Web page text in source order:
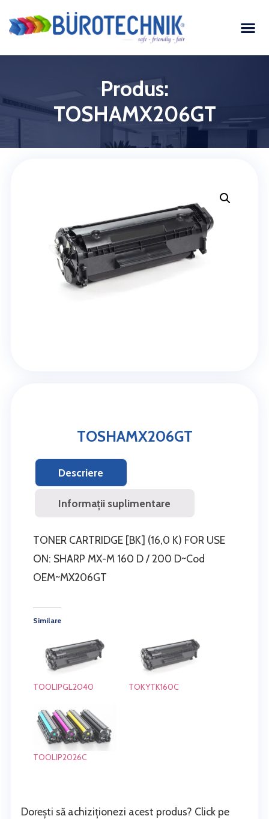
Produs:
TOSHAMX206GT
TOSHAMX206GT
Descriere
Informații suplimentare
TONER CARTRIDGE [BK] (16,0 K) FOR USE
ON: SHARP MX-M 160 D / 200 D~Cod
OEM~MX206GT
Similare
TOOLIPGL2040 TOKYTK160C
TOOLIP2026C
Dorești să achiziționezi acest produs? Click pe